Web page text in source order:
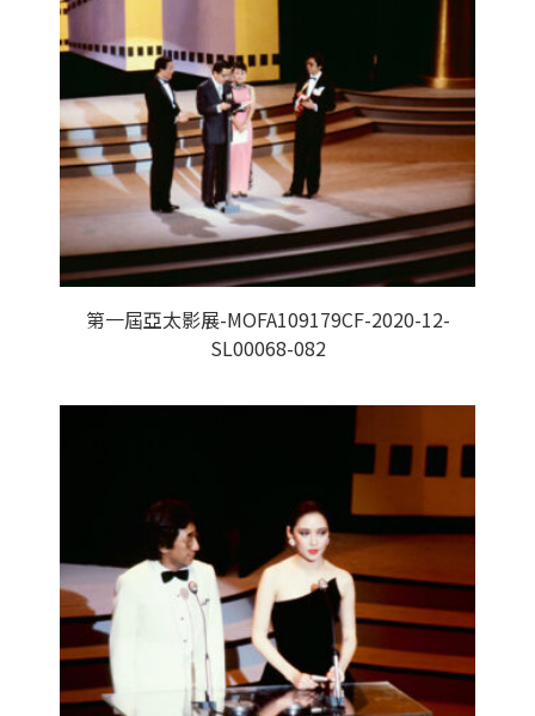
第一屆亞太影展-MOFA109179CF-2020-12-
SL00068-082